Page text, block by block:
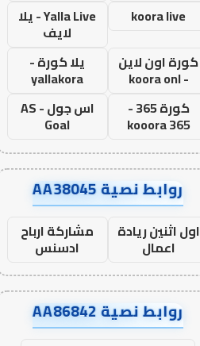
koora live
Yalla Live - يلا
لايف
كورة اون لاين
- koora onl
يلا كورة -
yallakora
كورة 365 -
kooora 365
اس جول - AS
Goal
روابط نصية AA38045
اول اثنين ريادة
اعمال
مشاركة ارباح
ادسنس
روابط نصية AA86842